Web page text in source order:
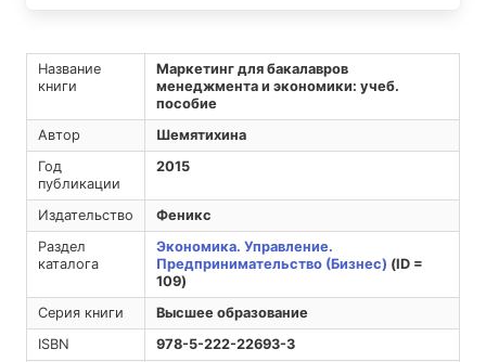
Название
книги
Маркетинг для бакалавров
менеджмента и экономики: учеб.
пособие
Автор
Шемятихина
Год
публикации
2015
Издательство
Феникс
Раздел
каталога
Экономика. Управление.
Предпринимательство (Бизнес) (ID =
109)
Серия книги
Высшее образование
ISBN
978-5-222-22693-3